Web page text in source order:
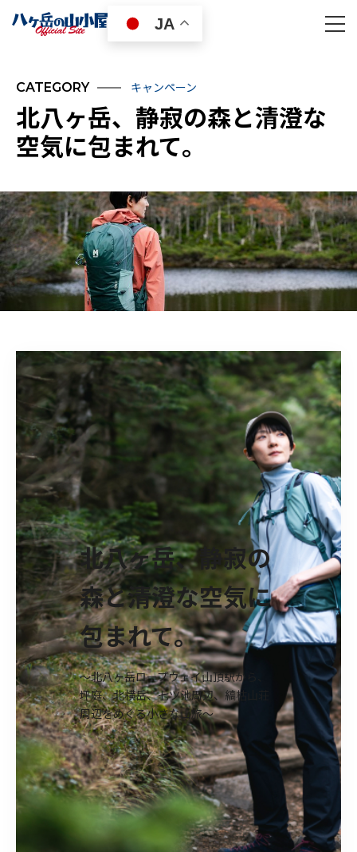
JA
CATEGORY キャンペーン
北八ヶ岳、静寂の森と清澄な
空気に包まれて。
北八ヶ岳、静寂の
森と清澄な空気に
包まれて。
〜北八ヶ岳ロープウェイ山頂駅から、
坪庭、北横岳、七ツ池周辺、縞枯山荘
周辺をめぐる小さな山旅〜